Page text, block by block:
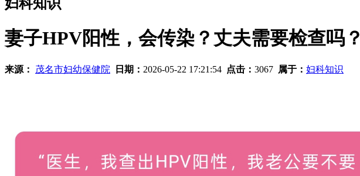
妇科知识
妻子HPV阳性，会传染？丈夫需要检查吗？
来源： 茂名市妇幼保健院 日期： 2026-05-22 17:21:54 点击： 3067 属于： 妇科知识